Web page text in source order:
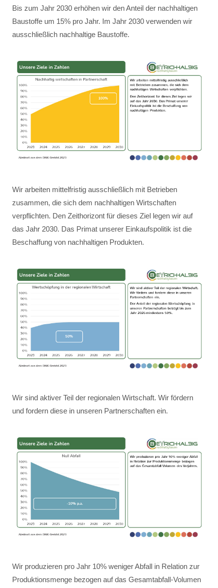
Bis zum Jahr 2030 erhöhen wir den Anteil der nachhaltigen
Baustoffe um 15% pro Jahr. Im Jahr 2030 verwenden wir
ausschließlich nachhaltige Baustoffe.
Wir arbeiten mittelfristig ausschließlich mit Betrieben
zusammen, die sich dem nachhaltigen Wirtschaften
verpflichten. Den Zeithorizont für dieses Ziel legen wir auf
das Jahr 2030. Das Primat unserer Einkaufspolitik ist die
Beschaffung von nachhaltigen Produkten.
Wir sind aktiver Teil der regionalen Wirtschaft. Wir fördern
und fordern diese in unseren Partnerschaften ein.
Wir produzieren pro Jahr 10% weniger Abfall in Relation zur
Produktionsmenge bezogen auf das Gesamtabfall-Volumen